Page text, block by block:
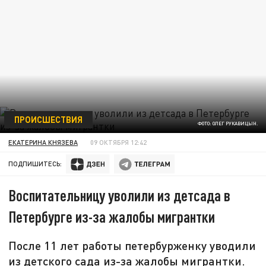
ФОТО: ОЛЕГ РУКАВИЦЫН.
ПРОИСШЕСТВИЯ
ЕКАТЕРИНА КНЯЗЕВА 09 ОКТЯБРЯ 12:42
ПОДПИШИТЕСЬ:
Воспитательницу уволили из детсада в
Петербурге из-за жалобы мигрантки
После 11 лет работы петербурженку уводили
из детского сада из-за жалобы мигрантки.